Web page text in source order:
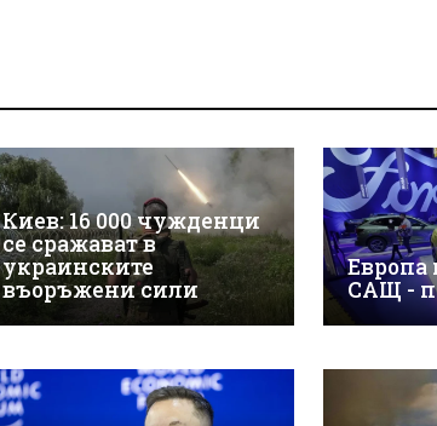
Киев: 16 000 чужденци
се сражават в
украинските
въоръжени сили
Европа
САЩ -